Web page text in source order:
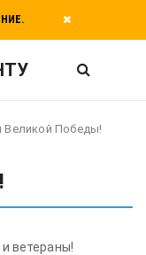
Великой Победы!
ветераны!